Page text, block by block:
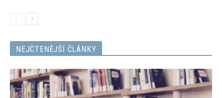
NEJČTENĚJŠÍ ČLÁNKY